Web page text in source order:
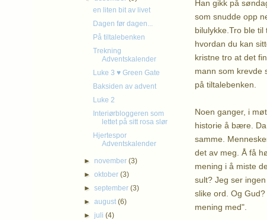
Han gikk på
som snudde opp
bilulykke.Tro ble
hvordan du kan
kristne tro at det
mann som krevde
på tiltalebenken.
Noen ganger, i
historie å bære.
samme.
det av meg. Å få
mening i å miste
sult? Jeg ser
slike ord. Og
mening med".
en liten bit av livet
Dagen før dagen...
På tiltalebenken
Trekning
Adventskalender
Luke 3 ♥ Green Gate
Baksiden av advent
Luke 2
Interiørbloggeren som
lettet på sitt rosa slør
Hjertespor
Adventskalender
► november(3)
►oktober(3)
►september(3)
►august(6)
► juli(4)